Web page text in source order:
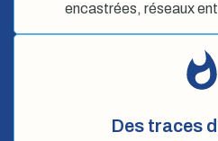
encastrées, réseaux
Des traces